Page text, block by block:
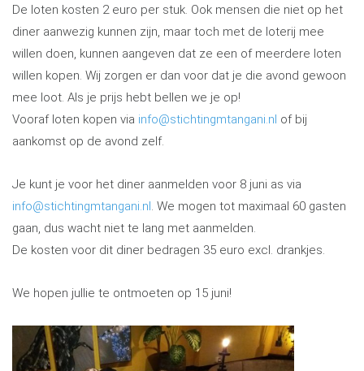
De loten kosten 2 euro per stuk. Ook mensen die niet op het
diner aanwezig kunnen zijn, maar toch met de loterij mee
willen doen, kunnen aangeven dat ze een of meerdere loten
willen kopen. Wij zorgen er dan voor dat je die avond gewoon
mee loot. Als je prijs hebt bellen we je op!
Vooraf loten kopen via info@stichtingmtangani.nl of bij
aankomst op de avond zelf.
Je kunt je voor het diner aanmelden voor 8 juni as via
info@stichtingmtangani.nl . We mogen tot maximaal 60 gasten
gaan, dus wacht niet te lang met aanmelden.
De kosten voor dit diner bedragen 35 euro excl. drankjes.
We hopen jullie te ontmoeten op 15 juni!